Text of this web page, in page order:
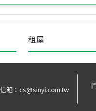
租屋
箱： cs@sinyi.com.tw